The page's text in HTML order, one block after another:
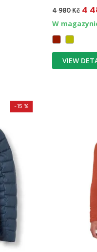
4 980 Kč 4
W
VIEW
-15 %